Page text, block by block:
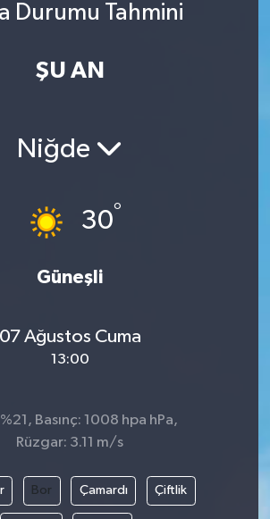
Durumu Tahmini
ŞU AN
Niğde
30°
Güneşli
07 Ağustos Cuma
13:00
Basınç: 1008 hpa hPa,
Rüzgar: 3.11 m/s
Bor Çamardı Çiftlik